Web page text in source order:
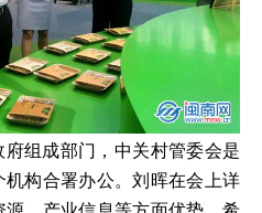
组成部门，中关村管委会是
构合署办公。刘晖在会上详